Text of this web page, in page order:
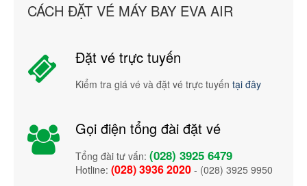
CÁCH ĐẶT VÉ MÁY BAY EVA AIR
Đặt vé trực tuyến
Kiểm tra giá vé và đặt vé trực tuyến tại đây
Gọi điện tổng đài đặt vé
Tổng đài tư vấn: (028) 3925 6479
Hotline: (028) 3936 2020 - (028) 3925 9950